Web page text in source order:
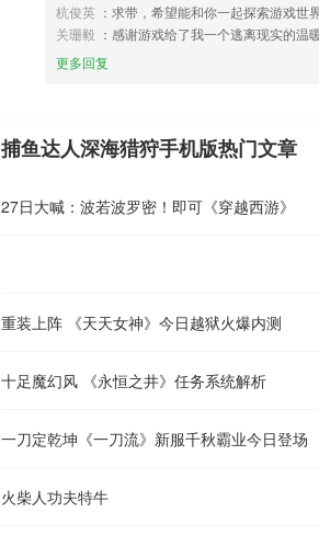
杭俊英 ：求带，希望能和你一起探索游戏世
关珊毅 ：感谢游戏给了我一个逃离现实的温
更多回复
捕鱼达人深海猎狩手机版热门文章
27日大喊：波若波罗密！即可《穿越西游》
重装上阵 《天天女神》今日越狱火爆内测
十足魔幻风 《永恒之井》任务系统解析
一刀定乾坤《一刀流》新服千秋霸业今日登场
火柴人功夫特牛